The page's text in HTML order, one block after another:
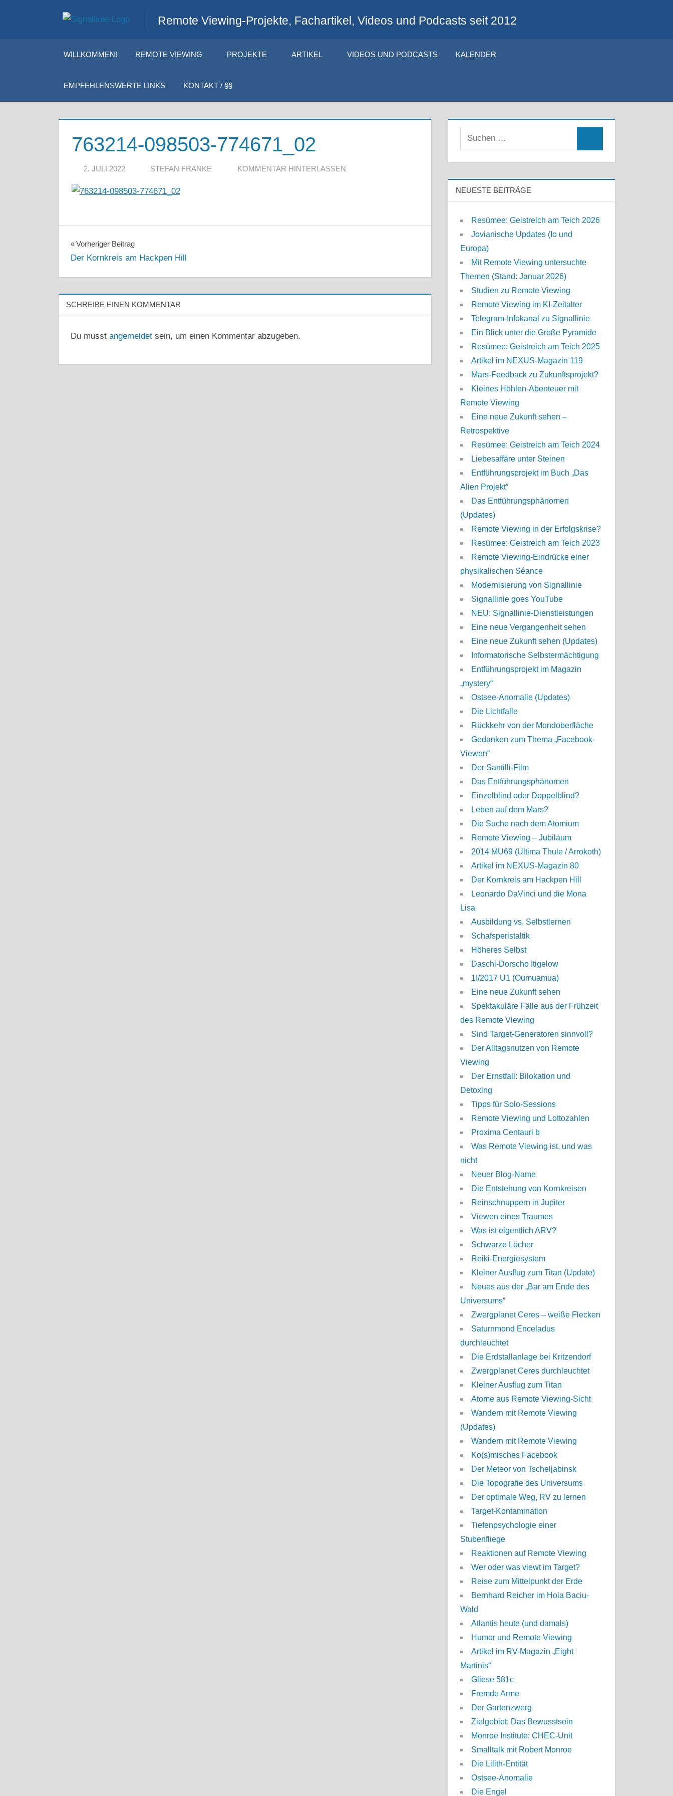
Remote Viewing-Projekte, Fachartikel, Videos und Podcasts seit 2012
WILLKOMMEN! REMOTE VIEWING PROJEKTE ARTIKEL VIDEOS UND PODCASTS KALENDER
EMPFEHLENSWERTE LINKS KONTAKT / §§
763214-098503-774671_02
2. JULI 2022 STEFAN FRANKE KOMMENTAR HINTERLASSEN
Beitragsnavigation
Vorheriger Beitrag
Der Kornkreis am Hackpen Hill
SCHREIBE EINEN KOMMENTAR
Du musst angemeldet sein, um einen Kommentar abzugeben.
Suchen
NEUESTE BEITRÄGE
Resümee: Geistreich am Teich 2026
Jovianische Updates (Io und
Europa)
Mit Remote Viewing untersuchte
Themen (Stand: Januar 2026)
Studien zu Remote Viewing
Remote Viewing im KI-Zeitalter
Telegram-Infokanal zu Signallinie
Ein Blick unter die Große Pyramide
Resümee: Geistreich am Teich 2025
Artikel im NEXUS-Magazin 119
Mars-Feedback zu Zukunftsprojekt?
Kleines Höhlen-Abenteuer mit
Remote Viewing
Eine neue Zukunft sehen –
Retrospektive
Resümee: Geistreich am Teich 2024
Liebesaffäre unter Steinen
Entführungsprojekt im Buch „Das
Alien Projekt“
Das Entführungsphänomen
(Updates)
Remote Viewing in der Erfolgskrise?
Resümee: Geistreich am Teich 2023
Remote Viewing-Eindrücke einer
physikalischen Séance
Modernisierung von Signallinie
Signallinie goes YouTube
NEU: Signallinie-Dienstleistungen
Eine neue Vergangenheit sehen
Eine neue Zukunft sehen (Updates)
Informatorische Selbstermächtigung
Entführungsprojekt im Magazin
„mystery“
Ostsee-Anomalie (Updates)
Die Lichtfalle
Rückkehr von der Mondoberfläche
Gedanken zum Thema „Facebook-
Viewen“
Der Santilli-Film
Das Entführungsphänomen
Einzelblind oder Doppelblind?
Leben auf dem Mars?
Die Suche nach dem Atomium
Remote Viewing – Jubiläum
2014 MU69 (Ultima Thule / Arrokoth)
Artikel im NEXUS-Magazin 80
Der Kornkreis am Hackpen Hill
Leonardo DaVinci und die Mona
Lisa
Ausbildung vs. Selbstlernen
Schafsperistaltik
Höheres Selbst
Daschi-Dorscho Itigelow
1I/2017 U1 (Oumuamua)
Eine neue Zukunft sehen
Spektakuläre Fälle aus der Frühzeit
des Remote Viewing
Sind Target-Generatoren sinnvoll?
Der Alltagsnutzen von Remote
Viewing
Der Ernstfall: Bilokation und
Detoxing
Tipps für Solo-Sessions
Remote Viewing und Lottozahlen
Proxima Centauri b
Was Remote Viewing ist, und was
nicht
Neuer Blog-Name
Die Entstehung von Kornkreisen
Reinschnuppern in Jupiter
Viewen eines Traumes
Was ist eigentlich ARV?
Schwarze Löcher
Reiki-Energiesystem
Kleiner Ausflug zum Titan (Update)
Neues aus der „Bar am Ende des
Universums“
Zwergplanet Ceres – weiße Flecken
Saturnmond Enceladus
durchleuchtet
Die Erdstallanlage bei Kritzendorf
Zwergplanet Ceres durchleuchtet
Kleiner Ausflug zum Titan
Atome aus Remote Viewing-Sicht
Wandern mit Remote Viewing
(Updates)
Wandern mit Remote Viewing
Ko(s)misches Facebook
Der Meteor von Tscheljabinsk
Die Topografie des Universums
Der optimale Weg, RV zu lernen
Target-Kontamination
Tiefenpsychologie einer
Stubenfliege
Reaktionen auf Remote Viewing
Wer oder was viewt im Target?
Reise zum Mittelpunkt der Erde
Bernhard Reicher im Hoia Baciu-
Wald
Atlantis heute (und damals)
Humor und Remote Viewing
Artikel im RV-Magazin „Eight
Martinis“
Gliese 581c
Fremde Arme
Der Gartenzwerg
Zielgebiet: Das Bewusstsein
Monroe Institute: CHEC-Unit
Smalltalk mit Robert Monroe
Die Lilith-Entität
Ostsee-Anomalie
Die Engel